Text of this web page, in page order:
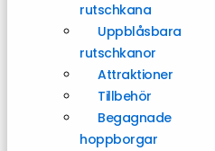
rutschkana
Uppblåsbara
rutschkanor
Attraktioner
Tillbehör
Begagnade
hoppborgar